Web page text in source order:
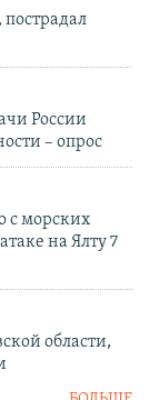
России
– опрос
с морских
на Ялту 7
области,